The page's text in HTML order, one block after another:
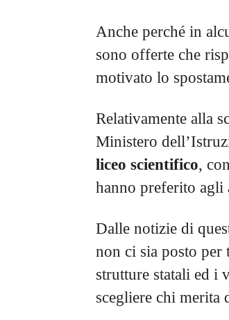
Anche perché in
sono offerte che
motivato lo
Relativamente alla
Ministero
liceo scientifico,
hanno preferito
Dalle notizie di
non ci sia posto per
strutture statali ed i
scegliere chi merita